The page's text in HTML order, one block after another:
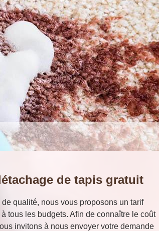
de tapis gratuit
qualité, nous vous proposons un tarif
tous les budgets. Afin de connaître le coût
invitons à nous envoyer votre demande